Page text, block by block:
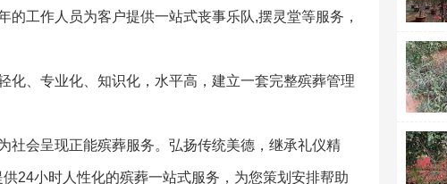
工作人员为客户提供一站式丧事乐队,摆灵堂等服务，
化、专业化、知识化，水平高，建立一套完整殡葬管理
社会呈现正能殡葬服务。弘扬传统美德，继承礼仪精
24小时人性化的殡葬一站式服务，为您策划安排帮助